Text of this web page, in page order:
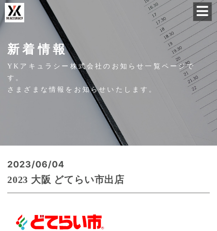
新着情報
YKアキュラシー株式会社のお知らせ一覧ページで
す。
さまざまな情報をお知らせいたします。
2023/06/04
2023 大阪 どてらい市出店